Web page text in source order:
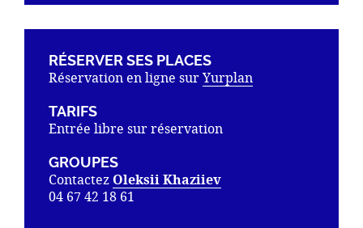
RÉSERVER SES PLACES
Réservation en ligne sur Yurplan
TARIFS
Entrée libre sur réservation
GROUPES
Contactez Oleksii Khaziiev
04 67 42 18 61